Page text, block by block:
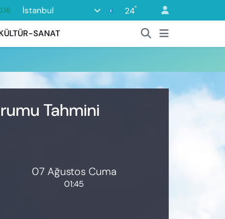
İstanbul 24°
SANAT
Tahmini
07 Ağustos Cuma
01:45